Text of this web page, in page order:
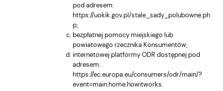
pod adresem:
https://uokik.gov.pl/stale_sady_polubowne.ph
p;
bezpłatnej pomocy miejskiego lub
powiatowego rzecznika Konsumentów;
internetowej platformy ODR dostępnej pod
adresem:
https://ec.europa.eu/consumers/odr/main/?
event=main.home.howitworks.